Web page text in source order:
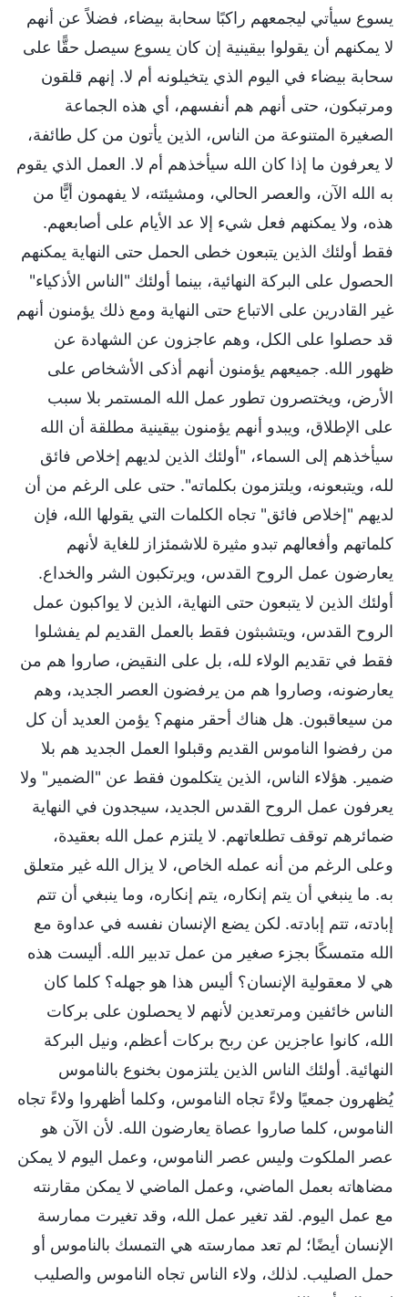
يسوع سيأتي ليجمعهم راكبًا سحابة بيضاء، فضلاً عن أنهم
لا يمكنهم أن يقولوا بيقينية إن كان يسوع سيصل حقًّا على
سحابة بيضاء في اليوم الذي يتخيلونه أم لا. إنهم قلقون
ومرتبكون، حتى أنهم هم أنفسهم، أي هذه الجماعة
الصغيرة المتنوعة من الناس، الذين يأتون من كل طائفة،
لا يعرفون ما إذا كان الله سيأخذهم أم لا. العمل الذي يقوم
به الله الآن، والعصر الحالي، ومشيئته، لا يفهمون أيًّا من
هذه، ولا يمكنهم فعل شيء إلا عد الأيام على أصابعهم.
فقط أولئك الذين يتبعون خطى الحمل حتى النهاية يمكنهم
الحصول على البركة النهائية، بينما أولئك "الناس الأذكياء"
غير القادرين على الاتباع حتى النهاية ومع ذلك يؤمنون أنهم
قد حصلوا على الكل، وهم عاجزون عن الشهادة عن
ظهور الله. جميعهم يؤمنون أنهم أذكى الأشخاص على
الأرض، ويختصرون تطور عمل الله المستمر بلا سبب
على الإطلاق، ويبدو أنهم يؤمنون بيقينية مطلقة أن الله
سيأخذهم إلى السماء، "أولئك الذين لديهم إخلاص فائق
لله، ويتبعونه، ويلتزمون بكلماته". حتى على الرغم من أن
لديهم "إخلاص فائق" تجاه الكلمات التي يقولها الله، فإن
كلماتهم وأفعالهم تبدو مثيرة للاشمئزاز للغاية لأنهم
يعارضون عمل الروح القدس، ويرتكبون الشر والخداع.
أولئك الذين لا يتبعون حتى النهاية، الذين لا يواكبون عمل
الروح القدس، ويتشبثون فقط بالعمل القديم لم يفشلوا
فقط في تقديم الولاء لله، بل على النقيض، صاروا هم من
يعارضونه، وصاروا هم من يرفضون العصر الجديد، وهم
من سيعاقبون. هل هناك أحقر منهم؟ يؤمن العديد أن كل
من رفضوا الناموس القديم وقبلوا العمل الجديد هم بلا
ضمير. هؤلاء الناس، الذين يتكلمون فقط عن "الضمير" ولا
يعرفون عمل الروح القدس الجديد، سيجدون في النهاية
ضمائرهم توقف تطلعاتهم. لا يلتزم عمل الله بعقيدة،
وعلى الرغم من أنه عمله الخاص، لا يزال الله غير متعلق
به. ما ينبغي أن يتم إنكاره، يتم إنكاره، وما ينبغي أن تتم
إبادته، تتم إبادته. لكن يضع الإنسان نفسه في عداوة مع
الله متمسكًا بجزء صغير من عمل تدبير الله. أليست هذه
هي لا معقولية الإنسان؟ أليس هذا هو جهله؟ كلما كان
الناس خائفين ومرتعدين لأنهم لا يحصلون على بركات
الله، كانوا عاجزين عن ربح بركات أعظم، ونيل البركة
النهائية. أولئك الناس الذين يلتزمون بخنوع بالناموس
يُظهرون جمعيًا ولاءً تجاه الناموس، وكلما أظهروا ولاءً تجاه
الناموس، كلما صاروا عصاة يعارضون الله. لأن الآن هو
عصر الملكوت وليس عصر الناموس، وعمل اليوم لا يمكن
مضاهاته بعمل الماضي، وعمل الماضي لا يمكن مقارنته
مع عمل اليوم. لقد تغير عمل الله، وقد تغيرت ممارسة
الإنسان أيضًا؛ لم تعد ممارسته هي التمسك بالناموس أو
حمل الصليب. لذلك، ولاء الناس تجاه الناموس والصليب